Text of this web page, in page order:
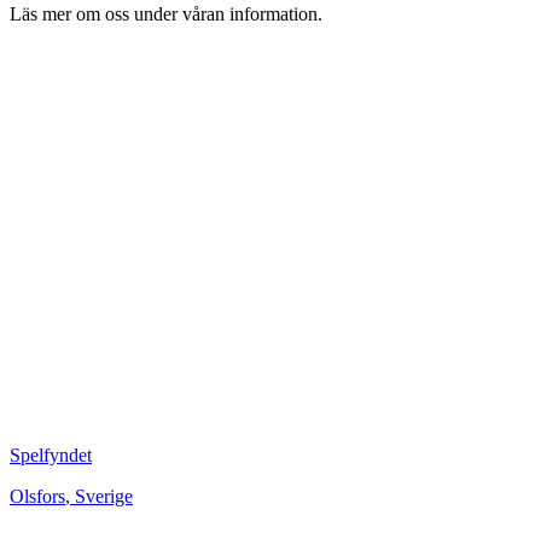
Läs mer om oss under våran information.
Spelfyndet
Olsfors, Sverige